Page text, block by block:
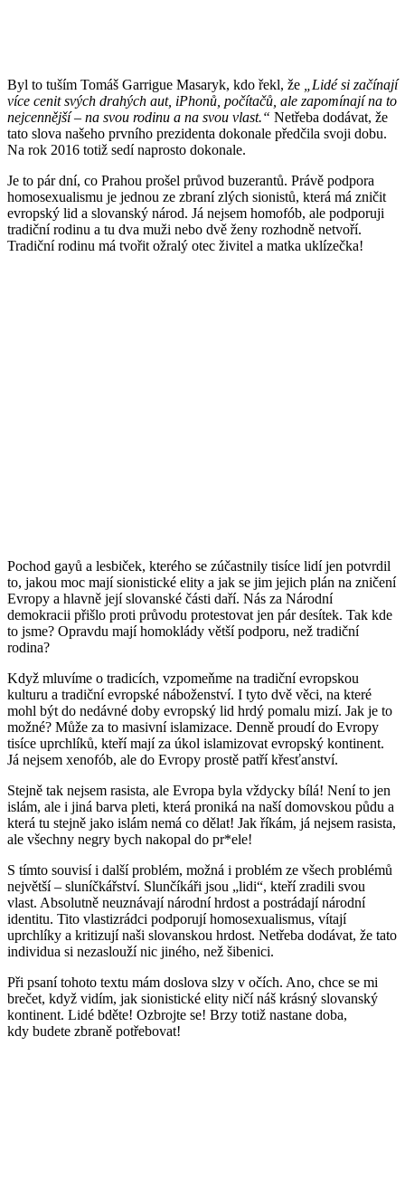
Byl to tuším Tomáš Garrigue Masaryk, kdo řekl, že
„Lidé si začínají
více cenit svých drahých aut, iPhonů, počítačů, ale zapomínají na to
nejcennější – na svou rodinu a na svou vlast.“ Netřeba dodávat, že
tato slova našeho prvního prezidenta dokonale předčila svoji dobu.
Na rok 2016 totiž sedí naprosto dokonale.
Je to pár dní, co Prahou prošel průvod buzerantů. Právě podpora
homosexualismu je jednou ze zbraní zlých sionistů, která má zničit
evropský lid a slovanský národ. Já nejsem homofób, ale podporuji
tradiční rodinu a tu dva muži nebo dvě ženy rozhodně netvoří.
Tradiční rodinu má tvořit ožralý otec živitel a matka uklízečka!
Pochod gayů a lesbiček, kterého se zúčastnily tisíce lidí jen potvrdil
to, jakou moc mají sionistické elity a jak se jim jejich plán na zničení
Evropy a hlavně její slovanské části daří. Nás za Národní
demokracii přišlo proti průvodu protestovat jen pár desítek. Tak kde
to jsme? Opravdu mají homoklády větší podporu, než tradiční
rodina?
Když mluvíme o tradicích, vzpomeňme na tradiční evropskou
kulturu a tradiční evropské náboženství. I tyto dvě věci, na které
mohl být do nedávné doby evropský lid hrdý pomalu mizí. Jak je to
možné? Může za to masivní islamizace. Denně proudí do Evropy
tisíce uprchlíků, kteří mají za úkol islamizovat evropský kontinent.
Já nejsem xenofób, ale do Evropy prostě patří křesťanství.
Stejně tak nejsem rasista, ale Evropa byla vždycky bílá! Není to jen
islám, ale i jiná barva pleti, která proniká na naší domovskou půdu a
která tu stejně jako islám nemá co dělat! Jak říkám, já nejsem rasista,
ale všechny negry bych nakopal do pr*ele!
S tímto souvisí i další problém, možná i problém ze všech problémů
největší – sluníčkářství. Slunčíkáři jsou „lidi“, kteří zradili svou
vlast. Absolutně neuznávají národní hrdost a postrádají národní
identitu. Tito vlastizrádci podporují homosexualismus, vítají
uprchlíky a kritizují naši slovanskou hrdost. Netřeba dodávat, že tato
individua si nezaslouží nic jiného, než šibenici.
Při psaní tohoto textu mám doslova slzy v očích. Ano, chce se mi
brečet, když vidím, jak sionistické elity ničí náš krásný slovanský
kontinent. Lidé bděte! Ozbrojte se! Brzy totiž nastane doba,
kdy budete zbraně potřebovat!